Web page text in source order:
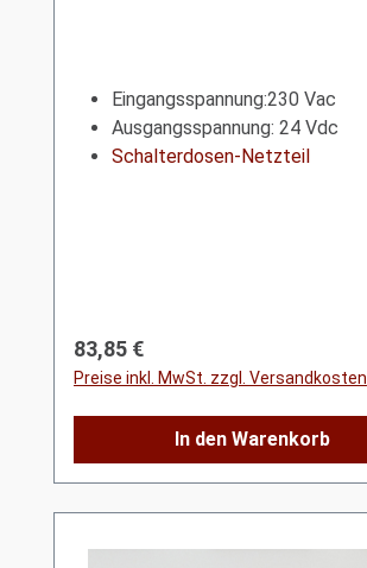
Eingangsspannung:230 Vac
Ausgangsspannung: 24 Vdc
Schalterdosen-Netzteil
Regulärer Preis:
83,85 €
Preise inkl. MwSt. zzgl. Versandkosten
In den Warenkorb